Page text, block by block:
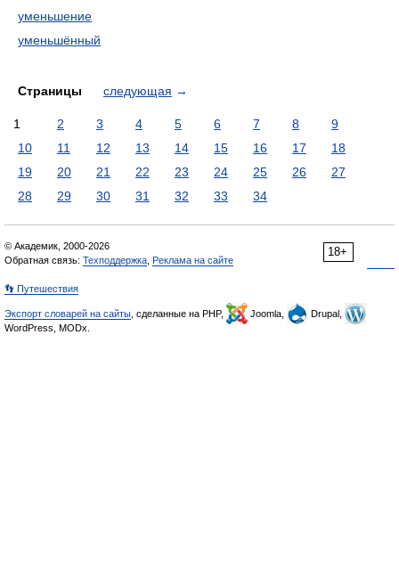
уменьшение
уменьшённый
Страницы следующая →
1 2 3 4 5 6 7 8
9
10
11 12 13 14 15 16 17
18
19
20 21 22 23 24 25 26
27
28
29 30 31 32 33 34
18+
© Академик, 2000-2026
Обратная связь: Техподдержка Реклама на сайте
👣 Путешествия
Экспорт словарей на сайты , сделанные на PHP, Joomla,
Drupal,
WordPress, MODx.